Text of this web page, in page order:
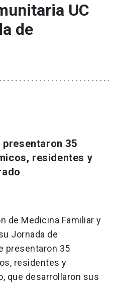
UC
de
presentaron 35
residentes y
de Medicina Familiar y
Jornada de
presentaron 35
residentes y
que desarrollaron sus